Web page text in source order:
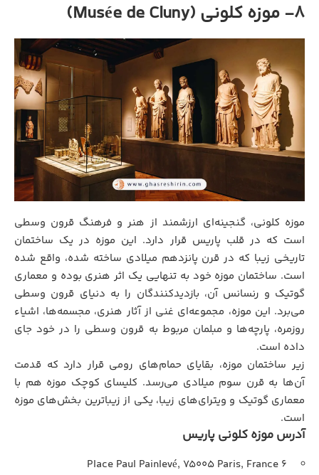
8- موزه کلونی (Musée de Cluny)
موزه کلونی، گنجینه‌ای ارزشمند از هنر و فرهنگ قرون وسطی
است که در قلب پاریس قرار دارد. این موزه در یک ساختمان
تاریخی زیبا که در قرن پانزدهم میلادی ساخته شده، واقع شده
است. ساختمان موزه خود به تنهایی یک اثر هنری بوده و معماری
گوتیک و رنسانس آن، بازدیدکنندگان را به دنیای قرون وسطی
می‌برد. این موزه، مجموعه‌ای غنی از آثار هنری، مجسمه‌ها، اشیاء
روزمره، پارچه‌ها و مبلمان مربوط به قرون وسطی را در خود جای
داده است.
زیر ساختمان موزه، بقایای حمام‌های رومی قرار دارد که قدمت
آن‌ها به قرن سوم میلادی می‌رسد. کلیسای کوچک موزه هم با
معماری گوتیک و ویترای‌های زیبا، یکی از زیباترین بخش‌های موزه
است.
آدرس موزه کلونی پاریس